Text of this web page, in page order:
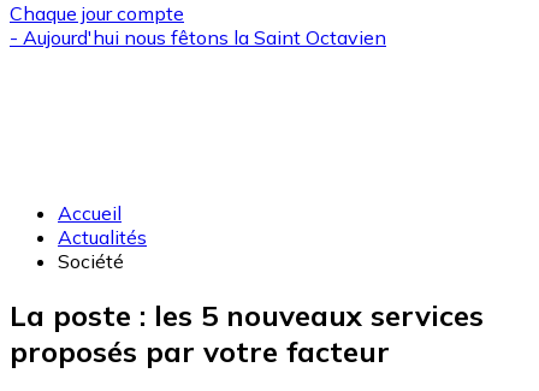
Chaque jour compte
- Aujourd'hui nous fêtons la Saint Octavien
Accueil
Actualités
Société
La poste : les 5 nouveaux services
proposés par votre facteur